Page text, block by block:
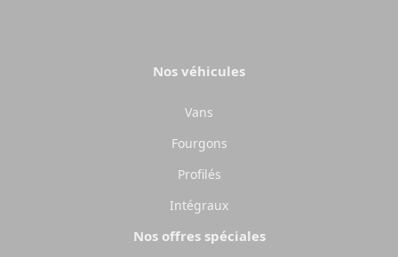
Nos véhicules
Vans
Fourgons
Profilés
Intégraux
Nos offres spéciales